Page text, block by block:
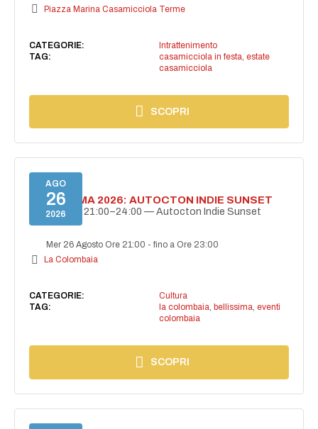
Piazza Marina Casamicciola Terme
CATEGORIE:
Intrattenimento
TAG:
casamicciola in festa estate
casamicciola
SCOPRI
AGO
26
2026
BELLISSIMA 2026: AUTOCTON INDIE SUNSET
26 agosto | 21:00–24:00 — Autocton Indie Sunset
Mer 26 Agosto Ore 21:00 -fino a Ore 23:00
La Colombaia
CATEGORIE:
Cultura
TAG:
la colombaia, bellissima, eventi
colombaia
SCOPRI